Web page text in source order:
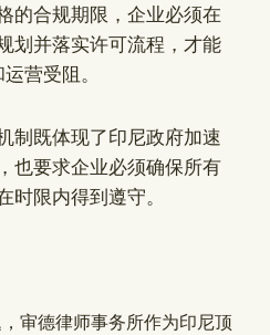
的合规期限，企业必须在
划并落实许可流程，才能
营受阻。
制既体现了印尼政府加速
也要求企业必须确保所有
时限内得到遵守。
审德律师事务所作为印尼顶